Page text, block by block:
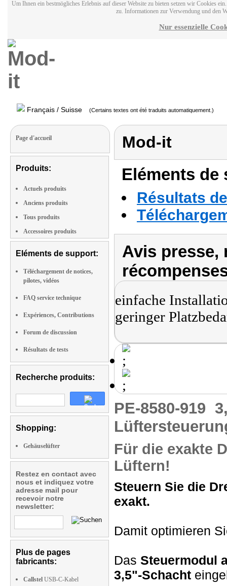
Um Ihnen ein bestmögliches Erlebnis auf dieser Website zu bieten setzen wir Cookies
zu. Informationen zur Verwendung und den
Nur essenzielle
Français / Suisse (Certains textes ont été traduits automatiquement.)
Page d'accueil
Produits:
Actuels produits
Anciens produits
Tous produits
Accessoires produits
Eléments de support:
Téléchargement de notices,
pilotes, vidéos
FAQ service technique
Expériences, Contributions
Forum de discussion
Résultats de tests
Recherche produits:
Shopping:
Gehäuselüfter
Restez en contact avec
nous et indiquez votre
adresse mail pour
recevoir notre
newsletter:
Plus de pages
fabricants:
Callstel USB-C-Kabel
Mod-it
Eléments
Résultats
Avis presse,
einfache
geringer
PE-8580-919
Für die exakte
Lüftern!
Steuern Sie die
exakt.
Damit optimieren
Das Steuermodul
3,5"-Schacht